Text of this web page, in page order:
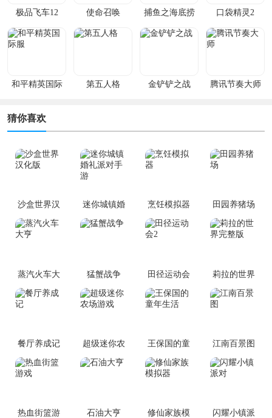
极品飞车12 使命召唤 捕鱼之海底捞 口袋精灵2
和平精英国际
第五人格 金铲铲之战 腾讯节奏大师
猜你喜欢
沙盒世界汉
化版
迷你城镇婚
礼派对手游
烹饪模拟器 田园养猪场
蒸汽火车大
猛蟹战争
田径运动会
莉拉的世界
餐厅养成记
超级迷你农
王保国的童
江南百景图
热血街篮游
石油大亨
修仙家族模
闪耀小镇派